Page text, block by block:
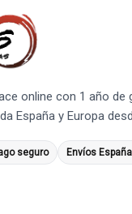
online con 1 año de
España y Europa
seguro Envíos